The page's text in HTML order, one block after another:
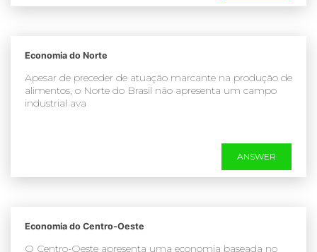
Economia do Norte
Apesar de preceder de atuação marcante na produção de
alimentos, o Norte do Brasil não apresenta um campo
industrial ava
ANSWER
Economia do Centro-Oeste
O Centro-Oeste apresenta uma economia baseada no